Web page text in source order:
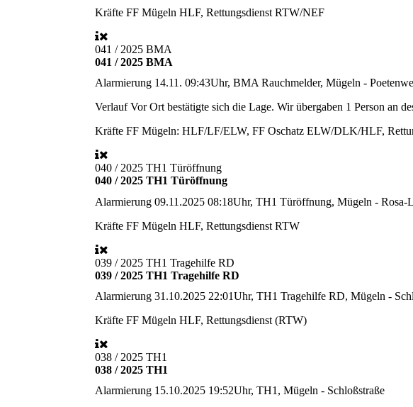
KräfteFF Mügeln HLF, Rettungsdienst RTW/NEF
041 / 2025 BMA
041 / 2025 BMA
Alarmierung 14.11. 09:43Uhr, BMA Rauchmelder, Mügeln -
VerlaufVor Ort bestätigte sich die Lage. Wir übergaben 1 Person an
KräfteFF Mügeln: HLF/LF/ELW, FF Oschatz ELW/DLK/HLF,
040 / 2025 TH1 Türöffnung
040 / 2025 TH1 Türöffnung
Alarmierung09.11.2025 08:18Uhr, TH1 Türöffnung, Mügeln - Rosa-
KräfteFF Mügeln HLF, Rettungsdienst RTW
039 / 2025 TH1 Tragehilfe RD
039 / 2025 TH1 Tragehilfe RD
Alarmierung31.10.2025 22:01Uhr, TH1 Tragehilfe RD, Mügeln -
KräfteFF Mügeln HLF, Rettungsdienst (RTW)
038 / 2025 TH1
038 / 2025 TH1
Alarmierung 15.10.2025 19:52Uhr, TH1, Mügeln - Schloßstraße